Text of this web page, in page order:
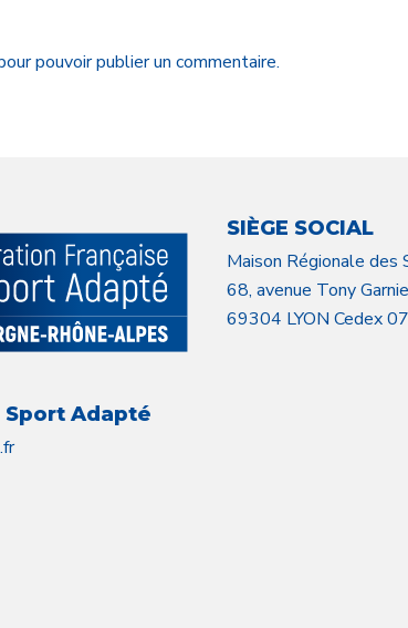
pouvoir publier un commentaire.
Sport Adapté
SIÈGE SOCIAL
Maison Régionale des
68, avenue Tony
69304 LYON Cedex 07